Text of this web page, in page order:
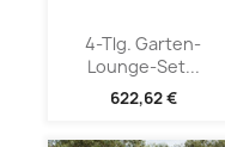
4-Tlg. Garten-
Lounge-Set...
622,62 €